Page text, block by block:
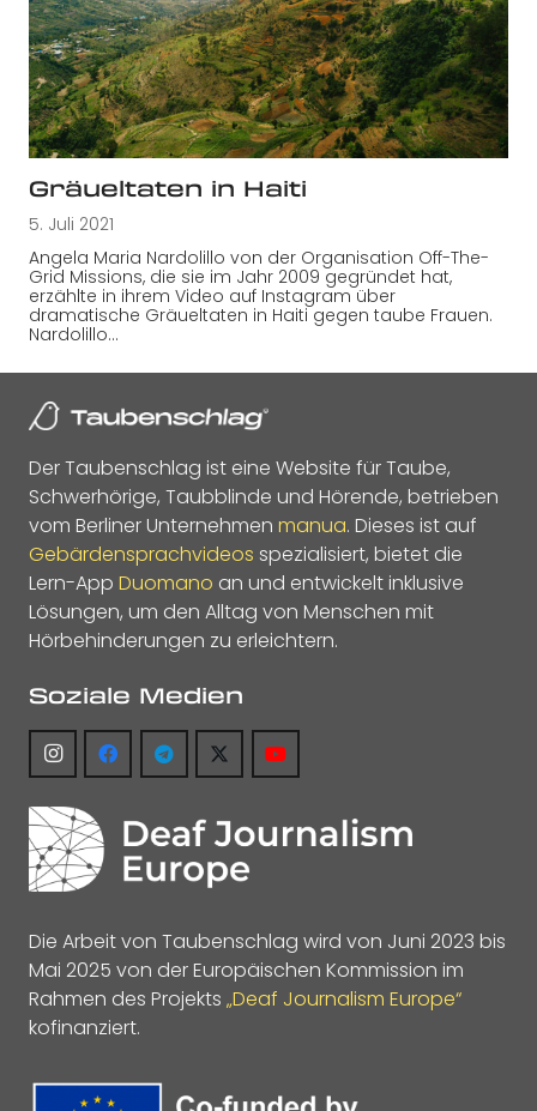
Gräueltaten in Haiti
5. Juli 2021
Angela Maria Nardolillo von der Organisation Off-The-
Grid Missions, die sie im Jahr 2009 gegründet hat,
erzählte in ihrem Video auf Instagram über
dramatische Gräueltaten in Haiti gegen taube Frauen.
Nardolillo…
Der Taubenschlag ist eine Website für Taube,
Schwerhörige, Taubblinde und Hörende, betrieben
vom Berliner Unternehmen manua. Dieses ist auf
Gebärdensprachvideos spezialisiert, bietet die
Lern-App Duomano an und entwickelt inklusive
Lösungen, um den Alltag von Menschen mit
Hörbehinderungen zu erleichtern.
Soziale Medien
Die Arbeit von Taubenschlag wird von Juni 2023 bis
Mai 2025 von der Europäischen Kommission im
Rahmen des Projekts „Deaf Journalism Europe“
kofinanziert.